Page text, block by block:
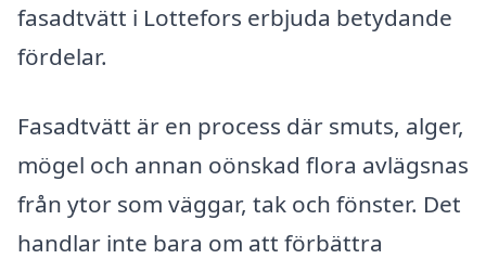
fasadtvätt i Lottefors erbjuda betydande
fördelar.
Fasadtvätt är en process där smuts, alger,
mögel och annan oönskad flora avlägsnas
från ytor som väggar, tak och fönster. Det
handlar inte bara om att förbättra